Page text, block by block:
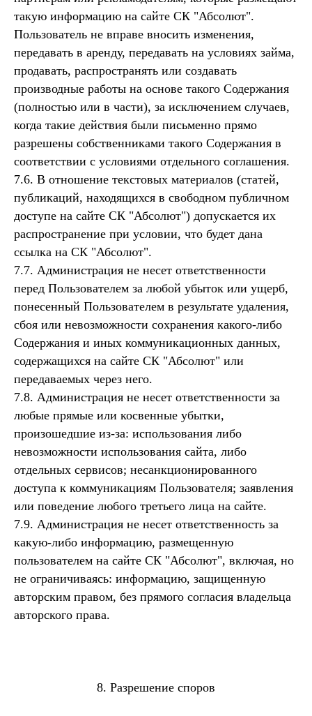
такую информацию на сайте СК "Абсолют".
Пользователь не вправе вносить изменения,
передавать в аренду, передавать на условиях займа,
продавать, распространять или создавать
производные работы на основе такого Содержания
(полностью или в части), за исключением случаев,
когда такие действия были письменно прямо
разрешены собственниками такого Содержания в
соответствии с условиями отдельного соглашения.
7.6. В отношение текстовых материалов (статей,
публикаций, находящихся в свободном публичном
доступе на сайте СК "Абсолют") допускается их
распространение при условии, что будет дана
ссылка на СК "Абсолют".
7.7. Администрация не несет ответственности
перед Пользователем за любой убыток или ущерб,
понесенный Пользователем в результате удаления,
сбоя или невозможности сохранения какого-либо
Содержания и иных коммуникационных данных,
содержащихся на сайте СК "Абсолют" или
передаваемых через него.
7.8. Администрация не несет ответственности за
любые прямые или косвенные убытки,
произошедшие из-за: использования либо
невозможности использования сайта, либо
отдельных сервисов; несанкционированного
доступа к коммуникациям Пользователя; заявления
или поведение любого третьего лица на сайте.
7.9. Администрация не несет ответственность за
какую-либо информацию, размещенную
пользователем на сайте СК "Абсолют", включая, но
не ограничиваясь: информацию, защищенную
авторским правом, без прямого согласия владельца
авторского права.
8. Разрешение споров